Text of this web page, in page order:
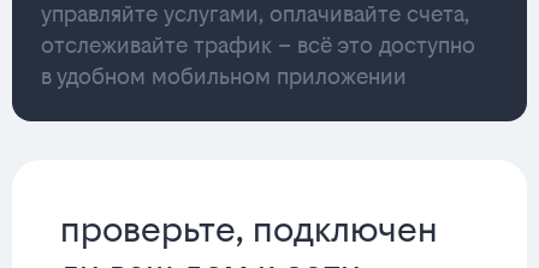
управляйте услугами, оплачивайте счета,
отслеживайте трафик – всё это доступно
в удобном мобильном приложении
проверьте, подключен